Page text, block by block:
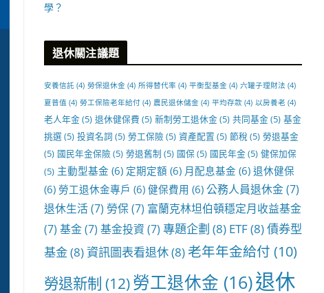
學？
退休關注議題
安養信託 (4) 勞保退休金 (4) 所得替代率 (4) 平衡型基金 (4) 六罐子理財法 (4)
夏普值 (4) 勞工保險老年給付 (4) 農民退休儲金 (4) 平均存款 (4) 以房養老 (4)
老人年金(5) 退休健保費 (5) 新制勞工退休金(5) 共同基金(5) 基金
挑選 (5) 投資名詞 (5) 勞工保險 (5) 資產配置 (5) 節稅 (5) 勞退基金
(5) 國民年金保險 (5) 勞退舊制 (5) 國保(5) 國民年金(5) 健保加保
(5) 主動型基金 (6) 定期定額 (6) 月配息基金 (6) 退休健保
(6) 勞工退休金專戶 (6) 健保費用 (6) 公務人員退休金(7)
退休生活(7) 勞保(7) 富蘭克林坦伯頓穩定月收益基金
(7) 基金(7) 基金投資 (7) 專題企劃 (8) ETF(8)債券型
基金(8)資訊圖表看退休(8)老年年金給付 (10)
勞退新制 (12)勞工退休金 (16)退休